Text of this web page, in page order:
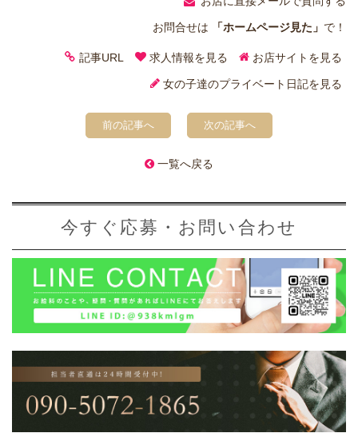
お問合せは
「ホームページ見た」 で！
記事URL 求人情報を見る お店サイトを見る
女の子達のプライベート日記を見る
前の記事へ 次の記事へ
一覧へ戻る
今すぐ応募・お問い合わせ